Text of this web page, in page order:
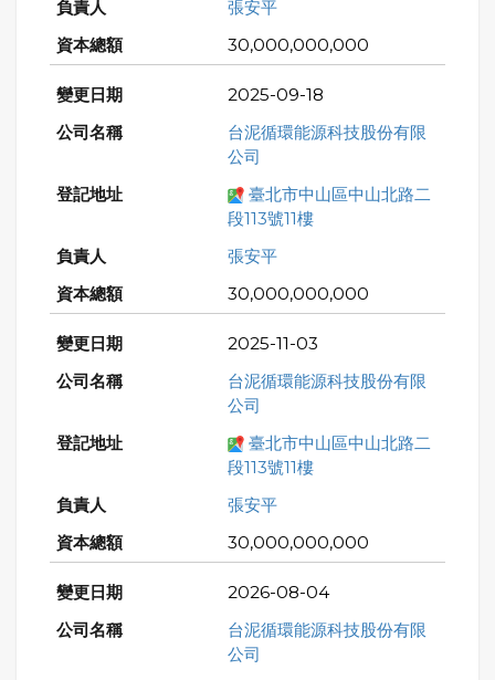
張安平
30,000,000,000
2025-09-18
台泥循環能源科技股份有限
公司
臺北市中山區中山北路二
段113號11樓
張安平
30,000,000,000
2025-11-03
台泥循環能源科技股份有限
公司
臺北市中山區中山北路二
段113號11樓
張安平
30,000,000,000
2026-08-04
台泥循環能源科技股份有限
公司